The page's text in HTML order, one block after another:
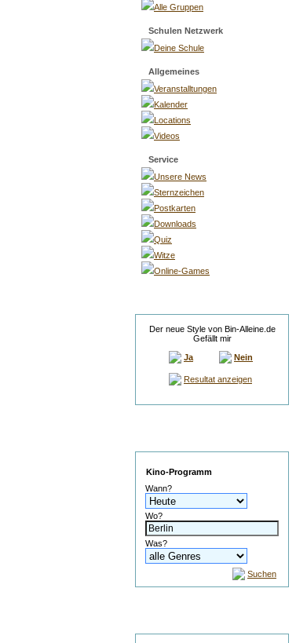
Alle Gruppen
Schulen Netzwerk
Deine Schule
Allgemeines
Veranstalltungen
Kalender
Locations
Videos
Service
Unsere News
Sternzeichen
Postkarten
Downloads
Quiz
Witze
Online-Games
Der neue Style von Bin-Alleine.de
Gefällt mir
Ja
Nein
Resultat anzeigen
Kino-Programm
Wann?
Wo?
Was?
Suchen